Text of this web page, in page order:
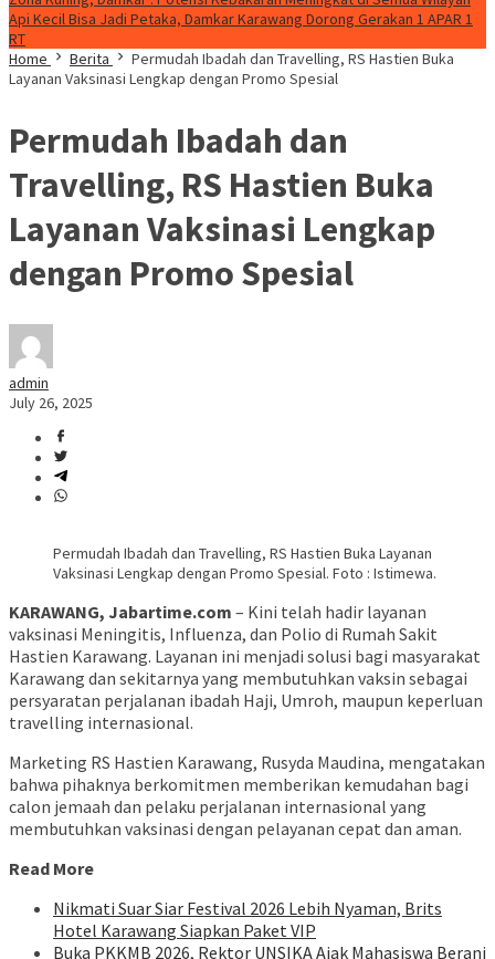
Api Kecil Bisa Jadi Petaka, Damkar Karawang Dorong Gerakan 1 APAR 1
RT
Home
Berita
Permudah Ibadah dan Travelling, RS Hastien Buka
Layanan Vaksinasi Lengkap dengan Promo Spesial
Permudah Ibadah dan
Travelling, RS Hastien Buka
Layanan Vaksinasi Lengkap
dengan Promo Spesial
admin
July 26, 2025
Permudah Ibadah dan Travelling, RS Hastien Buka Layanan
Vaksinasi Lengkap dengan Promo Spesial. Foto : Istimewa.
KARAWANG, Jabartime.com – Kini telah hadir layanan
vaksinasi Meningitis, Influenza, dan Polio di Rumah Sakit
Hastien Karawang. Layanan ini menjadi solusi bagi masyarakat
Karawang dan sekitarnya yang membutuhkan vaksin sebagai
persyaratan perjalanan ibadah Haji, Umroh, maupun keperluan
travelling internasional.
Marketing RS Hastien Karawang, Rusyda Maudina, mengatakan
bahwa pihaknya berkomitmen memberikan kemudahan bagi
calon jemaah dan pelaku perjalanan internasional yang
membutuhkan vaksinasi dengan pelayanan cepat dan aman.
Read More
Nikmati Suar Siar Festival 2026 Lebih Nyaman, Brits
Hotel Karawang Siapkan Paket VIP
Buka PKKMB 2026, Rektor UNSIKA Ajak Mahasiswa Berani